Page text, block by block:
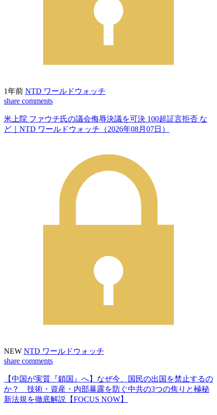
1年前 NTD ワールドウォッチ
share comments
米上院 ファウチ氏の議会侮辱決議を可決 100超証言拒否 な
ど｜NTD ワールドウォッチ（2026年08月07日）
NEW NTD ワールドウォッチ
share comments
【中国が実質『鎖国』へ】なぜ今、国民の出国を禁止するの
か？ 技術・資産・内部暴露を防ぐ中共の3つの焦りと極秘
新法規を徹底解説【FOCUS NOW】